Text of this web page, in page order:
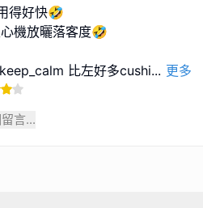
得好快🤣
機放曬落客度🤣
比左好多cushi... 更多
言...